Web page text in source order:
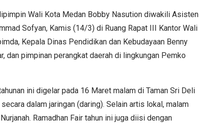
Wali Kota Medan Bobby Nasution diwakili Asisten
Sofyan, Kamis (14/3) di Ruang Rapat III Kantor Wali
Kepala Dinas Pendidikan dan Kebudayaan Benny
dan pimpinan perangkat daerah di lingkungan Pemko
ini digelar pada 16 Maret malam di Taman Sri Deli
dalam jaringan (daring). Selain artis lokal, malam
Ramadhan Fair tahun ini juga diisi dengan